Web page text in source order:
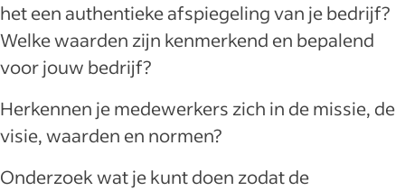
het een authentieke afspiegeling van je bedrijf?
Welke waarden zijn kenmerkend en bepalend
voor jouw bedrijf?
Herkennen je medewerkers zich in de missie, de
visie, waarden en normen?
Onderzoek wat je kunt doen zodat de